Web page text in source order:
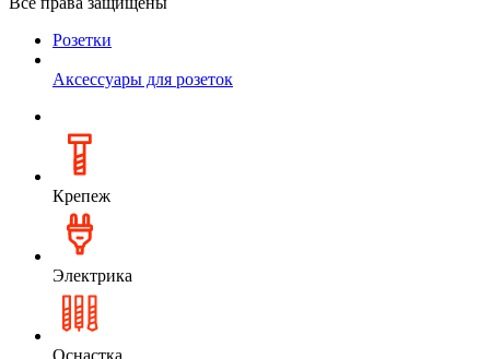
Розетки
Аксессуары для розеток
Крепеж
Электрика
Оснастка